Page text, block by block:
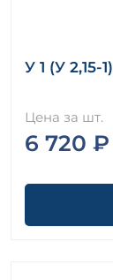
У 1 (У 2,15-1)
Цена за шт.
6 720 ₽